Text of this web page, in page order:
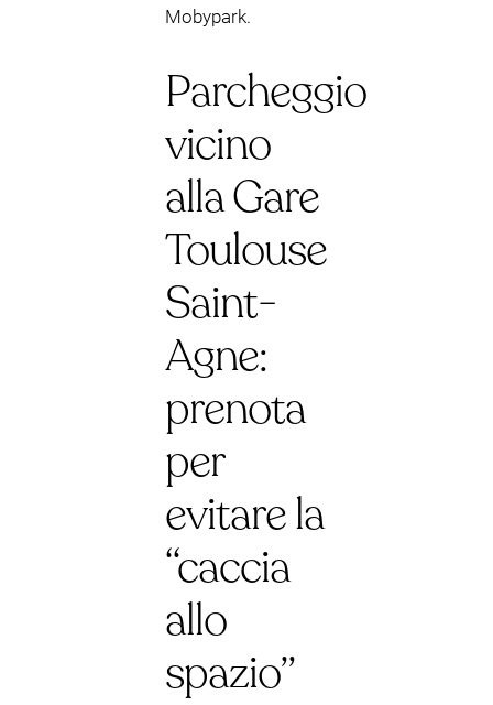
Mobypark.
Parcheggio
vicino
alla Gare
Toulouse
Saint-
Agne:
prenota
per
evitare la
“caccia
allo
spazio”